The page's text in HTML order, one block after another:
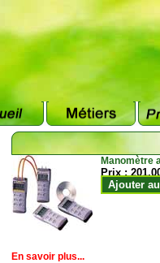
Manomètre
Prix :
Ajouter
En savoir plus...